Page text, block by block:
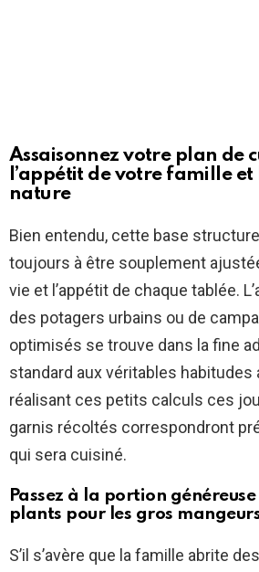
Assaisonnez votre plan de
l’appétit de votre famille
nature
Bien entendu, cette base
toujours à être souplement
vie et l’appétit de chaque tablée.
des potagers urbains ou de
optimisés se trouve dans la fine
standard aux véritables habitudes
réalisant ces petits calculs ces
garnis récoltés correspondront
qui sera cuisiné.
Passez à la portion
plants pour les gros
S’il s’avère que la famille abrite